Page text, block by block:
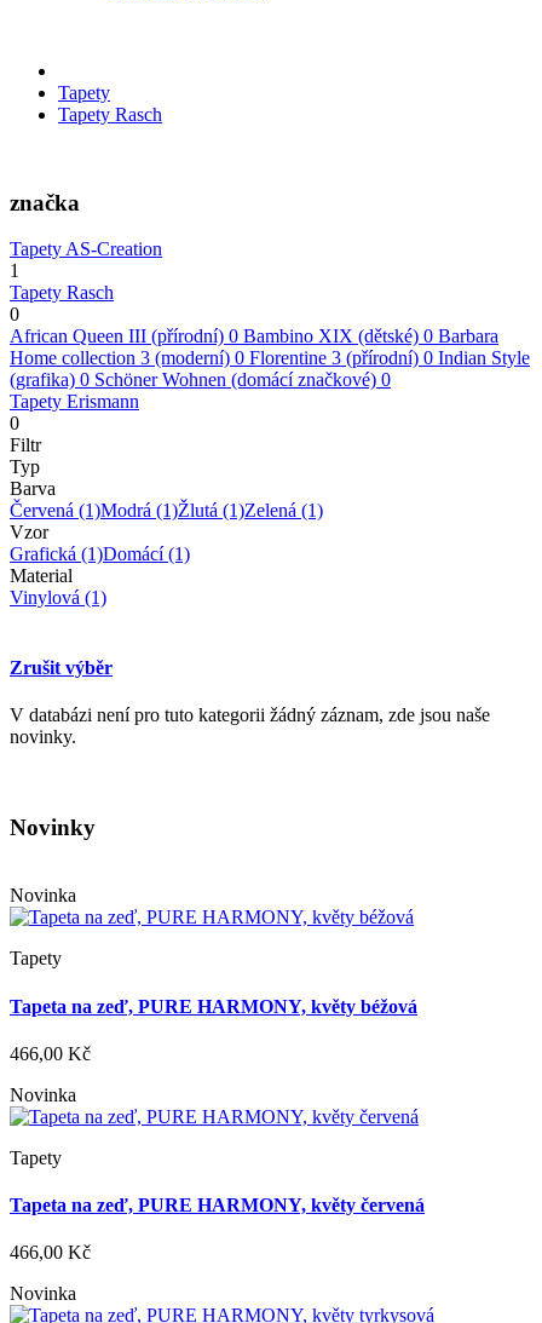
Tapety
Tapety Rasch
značka
Tapety AS-Creation
1
Tapety Rasch
0
African Queen III (přírodní) 0 Bambino XIX (dětské) 0 Barbara
Home collection 3 (moderní) 0 Florentine 3 (přírodní) 0 Indian Style
(grafika) 0 Schöner Wohnen (domácí značkové) 0
Tapety Erismann
0
Filtr
Typ
Barva
Červená (1)Modrá (1)Žlutá (1)Zelená (1)
Vzor
Grafická (1)Domácí(1)
Material
Vinylová (1)
Zrušit výběr
V databázi není pro tuto kategorii žádný záznam, zde jsou naše
novinky.
Novinky
Novinka
Tapety
Tapeta na zeď, PURE HARMONY, květy béžová
466,00 Kč
Novinka
Tapety
Tapeta na zeď, PURE HARMONY, květy červená
466,00 Kč
Novinka